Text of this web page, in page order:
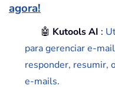
agora!
🤖 Kutools AI :
para gerenciar e-
responder, resumir,
e-mails.